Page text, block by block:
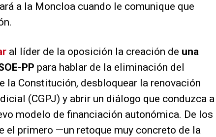
a la Moncloa cuando le comunique que
al líder de la oposición la creación de una
PP para hablar de la eliminación del
la Constitución, desbloquear la renovación
(CGPJ) y abrir un diálogo que conduzca a
modelo de financiación autonómica. De los
el primero —un retoque muy concreto de la